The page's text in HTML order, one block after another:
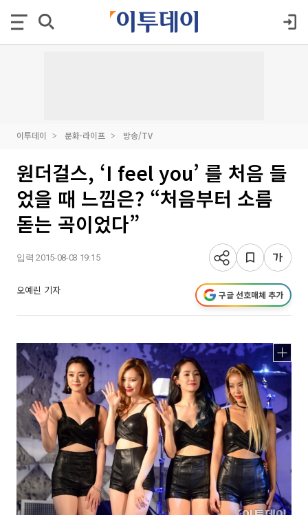
이투데이 문화·라이프 방송/TV
원더걸스, ‘I feel you’ 를 처음 들
었을 때 느낌은? “처음부터 소름
돋는 곡이었다”
입력 2015-08-03 19:15
오예린 기자 구글 선호매체 추가